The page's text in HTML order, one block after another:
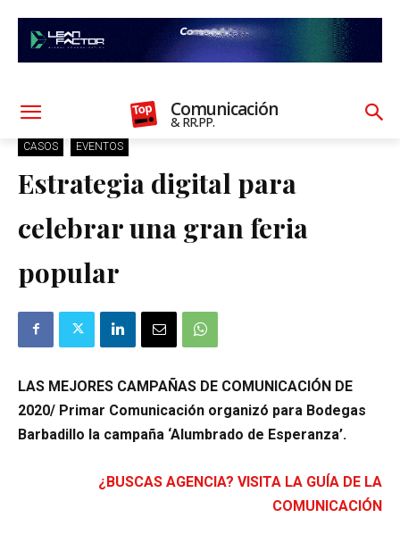
Comunicación
& RR.PP.
CASOS EVENTOS
Estrategia digital para
celebrar una gran feria
popular
LAS MEJORES CAMPAÑAS DE COMUNICACIÓN DE
2020/ Primar Comunicación organizó para Bodegas
Barbadillo la campaña ‘Alumbrado de Esperanza’.
¿BUSCAS AGENCIA? VISITA LA GUÍA DE LA
COMUNICACIÓN